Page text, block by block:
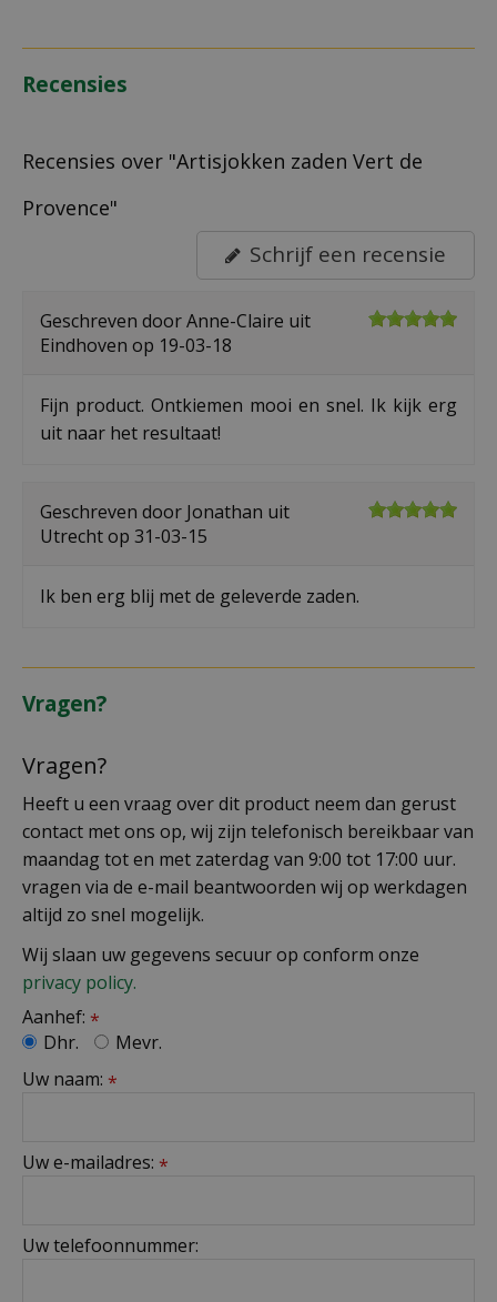
Recensies
Recensies over "Artisjokken zaden Vert de
Provence"
Schrijf een recensie
Geschreven doorAnne-Claire uit
Eindhoven op 19-03-18
Fijn product. Ontkiemen mooi en snel. Ik kijk erg
uit naar het resultaat!
Geschreven door Jonathan uit
Utrecht op 31-03-15
Ik ben erg blij met de geleverde zaden.
Vragen?
Vragen?
Heeft u een vraag over dit product neem dan gerust
contact met ons op, wij zijn telefonisch bereikbaar van
maandag tot en met zaterdag van 9:00 tot 17:00 uur.
vragen via de e-mail beantwoorden wij op werkdagen
altijd zo snel mogelijk.
Wij slaan uw gegevens secuur op conform onze
privacy policy.
Aanhef: *
Dhr.
Mevr.
Uw naam: *
Uw e-mailadres: *
Uw telefoonnummer: